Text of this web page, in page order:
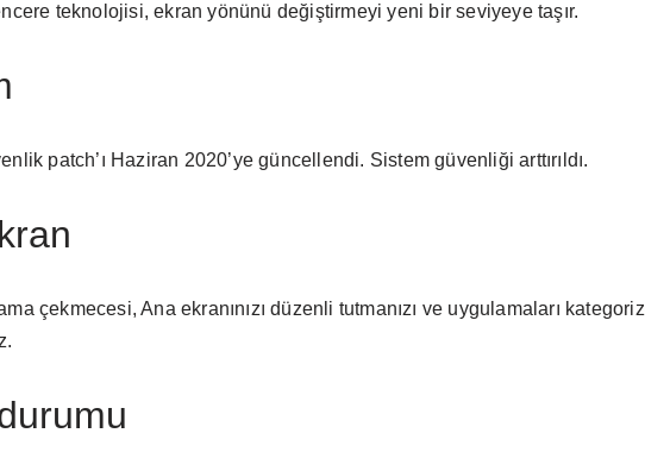
teknolojisi, ekran yönünü değiştirmeyi yeni bir seviyeye taşır.
patch’ı Haziran 2020’ye güncellendi. Sistem güvenliği arttırıldı.
çekmecesi, Ana ekranınızı düzenli tutmanızı ve uygulamaları